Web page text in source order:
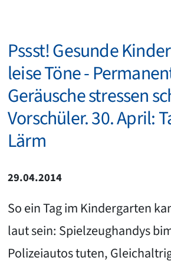
Pssst! Gesunde
leise Töne -
Geräusche stressen
Vorschüler. 30. April:
Lärm
29.04.2014
So ein Tag im Kindergarten
laut sein: Spielzeughandys
Polizeiautos tuten,